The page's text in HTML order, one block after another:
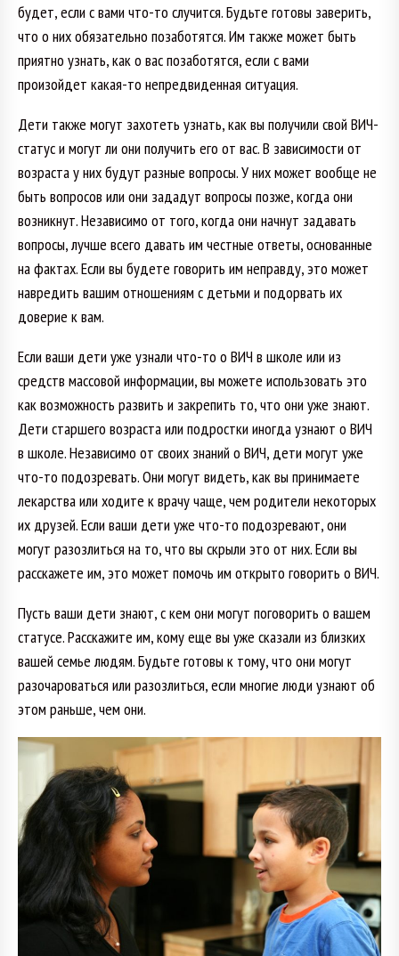
будет, если с вами что-то случится. Будьте готовы заверить,
что о них обязательно позаботятся. Им также может быть
приятно узнать, как о вас позаботятся, если с вами
произойдет какая-то непредвиденная ситуация.
Дети также могут захотеть узнать, как вы получили свой ВИЧ-
статус и могут ли они получить его от вас. В зависимости от
возраста у них будут разные вопросы. У них может вообще не
быть вопросов или они зададут вопросы позже, когда они
возникнут. Независимо от того, когда они начнут задавать
вопросы, лучше всего давать им честные ответы, основанные
на фактах. Если вы будете говорить им неправду, это может
навредить вашим отношениям с детьми и подорвать их
доверие к вам.
Если ваши дети уже узнали что-то о ВИЧ в школе или из
средств массовой информации, вы можете использовать это
как возможность развить и закрепить то, что они уже знают.
Дети старшего возраста или подростки иногда узнают о ВИЧ
в школе. Независимо от своих знаний о ВИЧ, дети могут уже
что-то подозревать. Они могут видеть, как вы принимаете
лекарства или ходите к врачу чаще, чем родители некоторых
их друзей. Если ваши дети уже что-то подозревают, они
могут разозлиться на то, что вы скрыли это от них. Если вы
расскажете им, это может помочь им открыто говорить о ВИЧ.
Пусть ваши дети знают, с кем они могут поговорить о вашем
статусе. Расскажите им, кому еще вы уже сказали из близких
вашей семье людям. Будьте готовы к тому, что они могут
разочароваться или разозлиться, если многие люди узнают об
этом раньше, чем они.